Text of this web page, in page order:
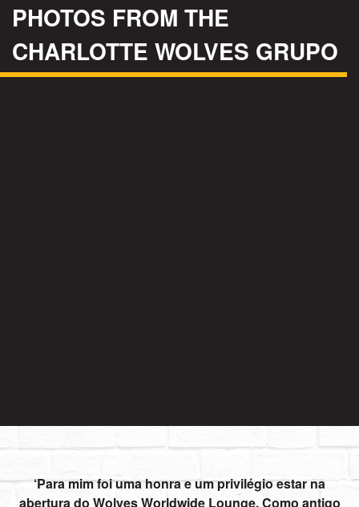
PHOTOS FROM THE
CHARLOTTE WOLVES GRUPO
Para mim foi uma honra e um privilégio estar na
abertura do Wolves Worldwide Lounge. Como antigo